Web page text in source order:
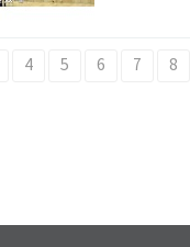
4 5 6 7 8